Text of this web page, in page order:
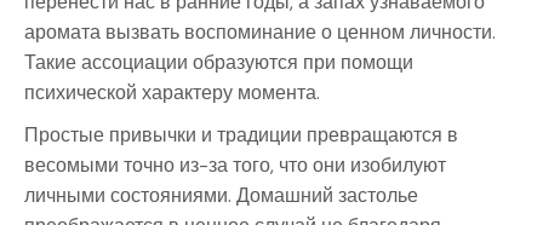
аромата вызвать воспоминание о ценном личности.
Такие ассоциации образуются при помощи
психической характеру момента.
Простые привычки и традиции превращаются в
весомыми точно из-за того, что они изобилуют
личными состояниями. Домашний застолье